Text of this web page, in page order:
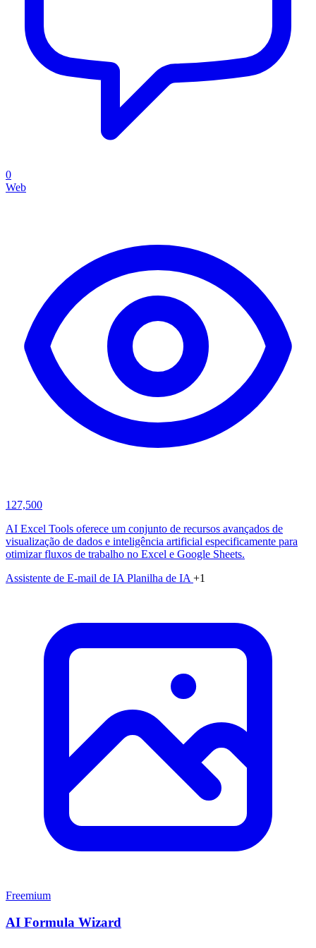
0
Web
127,500
AI Excel Tools oferece um conjunto de recursos avançados de
visualização de dados e inteligência artificial especificamente para
otimizar fluxos de trabalho no Excel e Google Sheets.
Assistente de E-mail de IA Planilha de IA +1
Freemium
AI Formula Wizard